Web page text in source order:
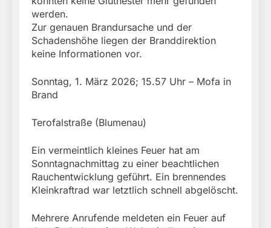
werden.
Zur genauen Brandursache und der
Schadenshöhe liegen der Branddirektion
keine Informationen vor.
Sonntag, 1. März 2026; 15.57 Uhr – Mofa in
Brand
Terofalstraße (Blumenau)
Ein vermeintlich kleines Feuer hat am
Sonntagnachmittag zu einer beachtlichen
Rauchentwicklung geführt. Ein brennendes
Kleinkraftrad war letztlich schnell abgelöscht.
Mehrere Anrufende meldeten ein Feuer auf